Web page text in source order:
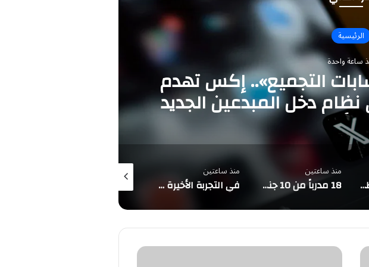
الرئيسية
ساعة واحدة
التجميع».. إكس تهدم
نظام دخل المبدعين الجديد
الأصالة
مجلس الدفاع الوطني اليمني يقر استمرار انعقاده الدائم ويتخذ قرارات لرفع الجاهزية وردع اعتداءات المليشيات الحوثية
منذ ساعتين
18 مدرباً من 10 جنسيات يقودون أندية دوري روشن في موسم 2026-2027
منذ ساعتين
في التجربة الأخيرة قبل موقعة الشباب دوريًا.. القادسية يفوز على الرفاع الشرقي بسداسية
منذ ساعتين
وزير